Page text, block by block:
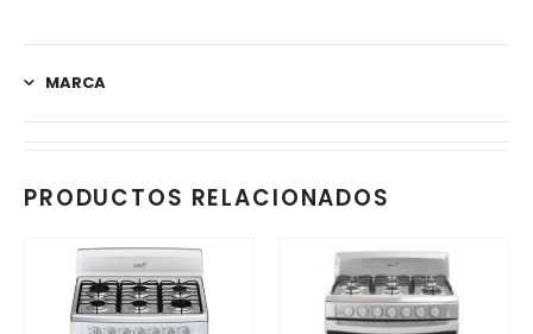
MARCA
PRODUCTOS RELACIONADOS